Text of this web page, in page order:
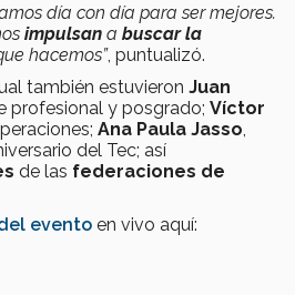
día con día para ser mejores.
impulsan a buscar la
hacemos”, puntualizó.
también estuvieron Juan
profesional y posgrado; Víctor
Ana Paula Jasso
del Tec; así
de las federaciones de
evento en vivo aquí: